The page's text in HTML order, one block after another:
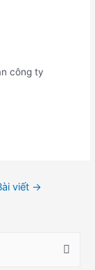
công ty
viết →